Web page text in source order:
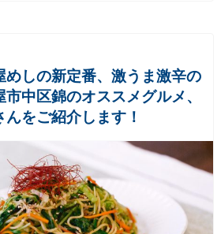
めしの新定番、激うま激辛の
中区錦のオススメグルメ、
をご紹介します！